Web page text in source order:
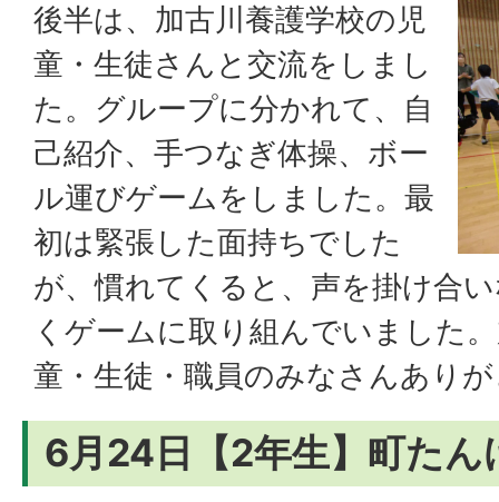
後半は、加古川養護学校の児
童・生徒さんと交流をしまし
た。グループに分かれて、自
己紹介、手つなぎ体操、ボー
ル運びゲームをしました。最
初は緊張した面持ちでした
が、慣れてくると、声を掛け合
くゲームに取り組んでいました
童・生徒・職員のみなさんあり
6月24日【2年生】町た